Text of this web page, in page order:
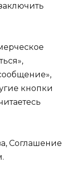
кнопки
Соглашение